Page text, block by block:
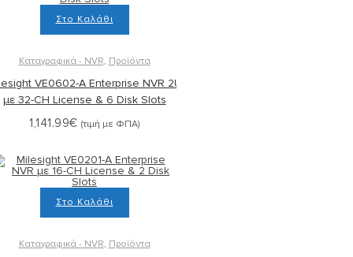
Στο Καλάθι
Καταγραφικά - NVR, Προϊόντα
VE0602-A Enterprise NVR 2U
με 32-CH License & 6 Disk Slots
1,141.99€ (τιμή με ΦΠΑ)
Στο Καλάθι
Καταγραφικά - NVR, Προϊόντα